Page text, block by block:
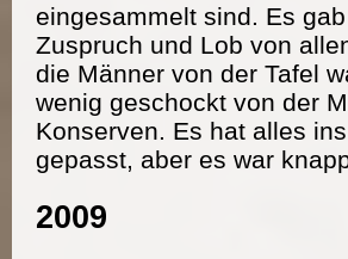
eingesammelt sind. Es
Zuspruch und Lob von
die Männer von der Tafel
wenig geschockt von der
Konserven. Es hat alles
gepasst, aber es war
2009